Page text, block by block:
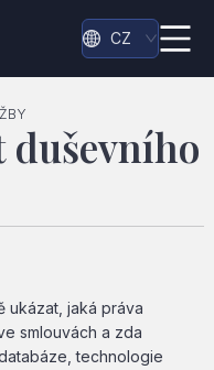
CZ
duševního
ukázat, jaká práva
smlouvách a zda
technologie